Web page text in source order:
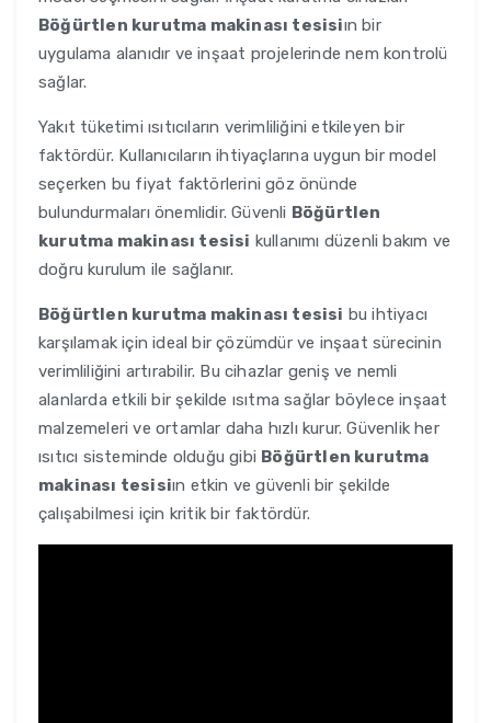
Böğürtlen kurutma makinası tesisiın bir
uygulama alanıdır ve inşaat projelerinde nem kontrolü
sağlar.
Yakıt tüketimi ısıtıcıların verimliliğini etkileyen bir
faktördür. Kullanıcıların ihtiyaçlarına uygun bir model
seçerken bu fiyat faktörlerini göz önünde
bulundurmaları önemlidir. Güvenli Böğürtlen
kurutma makinası tesisi kullanımı düzenli bakım ve
doğru kurulum ile sağlanır.
Böğürtlen kurutma makinası tesisi bu ihtiyacı
karşılamak için ideal bir çözümdür ve inşaat sürecinin
verimliliğini artırabilir. Bu cihazlar geniş ve nemli
alanlarda etkili bir şekilde ısıtma sağlar böylece inşaat
malzemeleri ve ortamlar daha hızlı kurur. Güvenlik her
ısıtıcı sisteminde olduğu gibi Böğürtlen kurutma
makinası tesisiın etkin ve güvenli bir şekilde
çalışabilmesi için kritik bir faktördür.